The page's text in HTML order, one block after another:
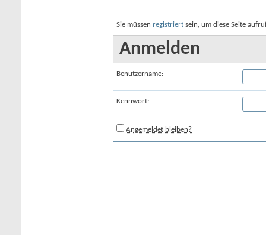
Sie müssen registriert sein, um diese Seite
Anmelden
Benutzername:
Kennwort:
Angemeldet bleiben?